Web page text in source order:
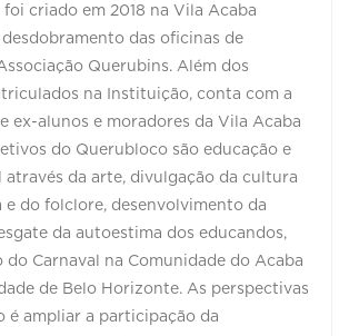
criado em 2018 na Vila Acaba
desdobramento das oficinas de
Querubins. Além dos
na Instituição, conta com a
ex-alunos e moradores da Vila Acaba
do Querubloco são educação e
através da arte, divulgação da cultura
e do folclore, desenvolvimento da
da autoestima dos educandos,
Carnaval na Comunidade do Acaba
de Belo Horizonte. As perspectivas
é ampliar a participação da